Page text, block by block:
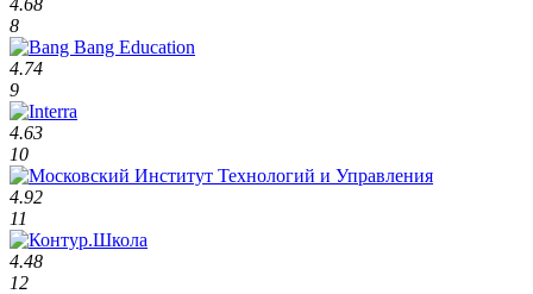
8
4.74
9
4.63
10
4.92
11
4.48
12